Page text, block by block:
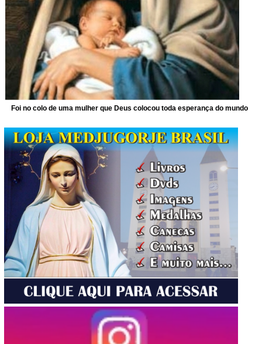
Foi no colo de uma mulher que Deus colocou toda esperança do mundo